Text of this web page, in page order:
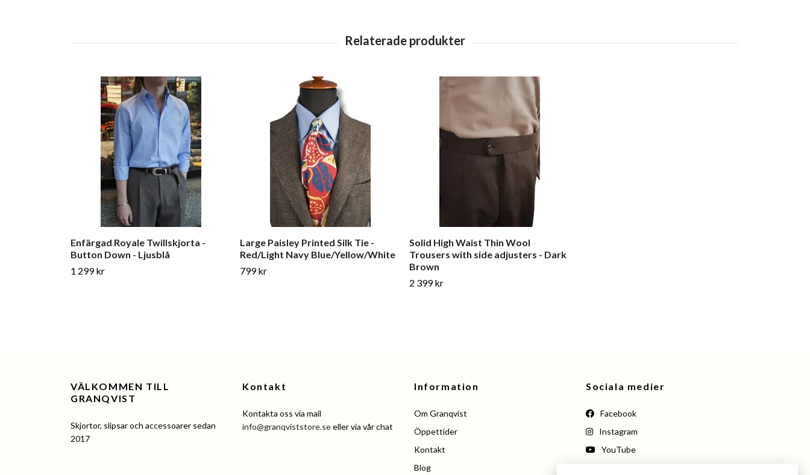
Enfärgad Royale Twillskjorta -
Button Down - Ljusblå
1 299 kr
Large Paisley Printed Silk Tie -
Red/Light Navy Blue/Yellow/White
799 kr
Solid High Waist Thin Wool
Trousers with side adjusters - Dark
Brown
2 399 kr
VÄLKOMMEN TILL
GRANQVIST
Skjortor, slipsar och accessoarer sedan
2017
Kontakt
Kontakta oss via mail
info@granqviststore.seeller via vår chat
Information
Om Granqvist
Öppettider
Kontakt
Blog
Sociala medier
Facebook
Instagram
YouTube